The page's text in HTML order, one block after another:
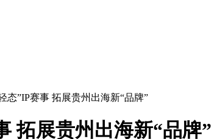
态”IP赛事 拓展贵州出海新“品牌”
拓展贵州出海新“品牌”